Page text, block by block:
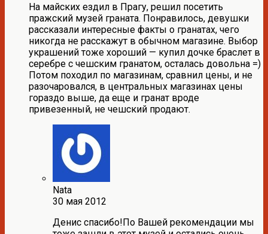
На майских ездил в Прагу, решил посетить
пражский музей граната. Понравилось, девушки
рассказали интересные факты о гранатах, чего
никогда не расскажут в обычном магазине. Выбор
украшений тоже хороший — купил дочке браслет в
серебре с чешским гранатом, осталась довольна =)
Потом походил по магазинам, сравнил цены, и не
разочаровался, в центральных магазинах цены
гораздо выше, да еще и гранат вроде
привезенный, не чешский продают.
Nata
30 мая 2012
Денис спасибо!По Вашей рекомендации мы